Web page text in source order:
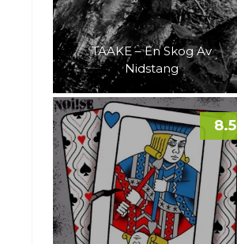
TAAKE – En Skog Av
Nidstang
8.5